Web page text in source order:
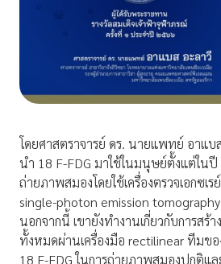
โดยศาสตราจารย์ ดร. นายแพทย์ อาแ
นำ 18 F-FDG มาใช้ในมนุษย์ตั้งแต่ใน
ถ่ายภาพสมองโดยใช้เครื่องตรวจเอกซเ
single-photon emission tomography
นอกจากนี้ เขายังทำงานเกี่ยวกับการสร้
ทั้งหมดผ่านเครื่องมือ rectilinear ทีมขอ
18 F-FDG ในการถ่ายภาพสมองปกติแ